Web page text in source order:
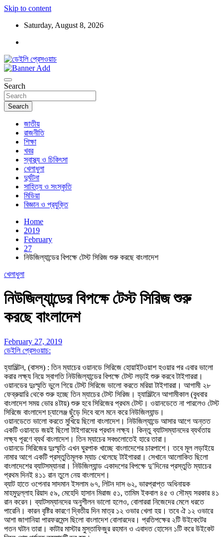
Skip to content
Saturday, August 8, 2026
ডেইলি প্রেসওয়াচ
Search
Search
জাতীয়
রাজনীতি
শিক্ষা
খবর
স্বাস্থ্য ও চিকিৎসা
খেলাধুলা
দুর্ঘটনা
সাহিত্য ও সংস্কৃতি
মিডিয়া
বিজ্ঞান ও প্রযুক্তি
Home
2019
February
27
নিউজিল্যান্ডের বিপক্ষে টেস্ট সিরিজ শুরু করছে বাংলাদেশ
খেলাধুলা
নিউজিল্যান্ডের বিপক্ষে টেস্ট সিরিজ শুরু
করছে বাংলাদেশ
February 27, 2019
ডেইলি প্রেসওয়াচ:
হ্যামিল্টন, (বাসস) : তিন ম্যাচের ওয়ানডে সিরিজে হোয়াইটওয়াশ হওয়ার পর এবার ভালো
করার লক্ষ্য নিয়ে স্বাগতি নিউজিল্যান্ডের বিপক্ষে টেস্ট লড়াই শুরু করবে টাইগাররা।
ওয়ানডের দুঃস্মৃতি ভুলে গিয়ে টেস্ট সিরিজে ভালো করতে মরিয়া টাইগাররা। আগামী ২৮
ফেব্রুয়ারি থেকে শুরু হচ্ছে তিন ম্যাচের টেস্ট সিরিজ। হ্যামিল্টনে আগামীকাল (বুধবার
বাংলাদেশ সময় ভোর ৪টায়) শুরু হবে সিরিজের প্রথম টেস্ট। ওয়ানডেতে না পারলেও টেস্ট
সিরিজে বাংলাদেশ চ্যালেঞ্জ ছুঁড়ে দিবে বলে মনে করে নিউজিল্যান্ড।
ওয়ানডেতে ভালো করতে মুখিয়ে ছিলো বাংলাদেশ। নিউজিল্যান্ডে আসার আগে অন্তত
একটি ওয়ানডে জয়ই ছিলো টাইগারদের প্রধান লক্ষ্য। কিন্তু ব্যাটসম্যানদের ব্যর্থতায়
লক্ষ্য পূরণে ব্যর্থ বাংলাদেশ। তিন ম্যাচের সবগুলোতেই হারে তারা।
ওয়ানডে সিরিজের দুঃস্মৃতি এখন ঘুরপাক খাচ্ছে বাংলাদেশের চারপাশে। তবে মূল লড়াইয়ে
নামার আগে একটি প্রস্তুতিমূলক ম্যাচ খেলেছে টাইগাররা। সেখানে আলোকিত ছিলো
বাংলাদেশের ব্যাটসম্যানরা। নিউজিল্যান্ড একাদশের বিপক্ষে দু’দিনের প্রস্তুতি ম্যাচের
প্রথম দিনই ৪১১ রান তুলে নেয় বাংলাদেশ।
ব্যাট হাতে ওপেনার সাদমান ইসলাম ৬৭, লিটন দাস ৬২, ভারপ্রাপ্ত অধিনায়ক
মাহমুদুল্লাহ রিয়াদ ৫৯, মেহেদি হাসান মিরাজ ৫১, তামিম ইকবাল ৪৫ ও সৌম্য সরকার ৪১
রান করেন। ব্যাটসম্যানদের অনুশীলন ভালো হলেও, বোলাররা নিজেদের মেলে ধরতে
পারেনি। কারন বৃষ্টির কারণে দ্বিতীয় দিন মাত্র ১২ ওভার খেলা হয়। তবে ঐ ১২ ওভারে
আশা জাগানিয়া পারফরমেন্স ছিলো বাংলাদেশ বোলারদের। প্রতিপক্ষের ২টি উইকেটের
পতন ঘটান তারা। কাটার মাস্টার মুস্তাফিজুর রহমান ও এবাদত হোসেন ১টি করে উইকেট